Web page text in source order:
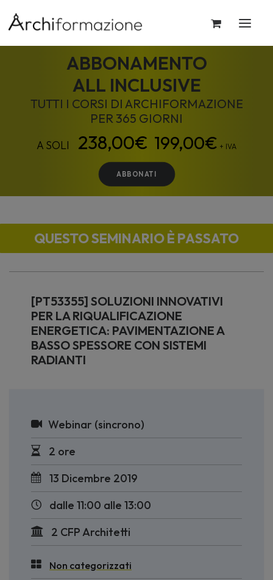
ABBONAMENTO
ALL INCLUSIVE
TUTTI I CORSI DI ARCHIFORMAZIONE
PER 365 GIORNI
199,00€ + IVA
ABBONATI
QUESTO SEMINARIO È PASSATO
[PT53355] SOLUZIONI INNOVATIVI
PER LA RIQUALIFICAZIONE
ENERGETICA: PAVIMENTAZIONE A
BASSO SPESSORE CON SISTEMI
RADIANTI
Webinar (sincrono)
2 ore
13 Dicembre 2019
dalle 11:00 alle 13:00
2 CFP Architetti
Non categorizzati